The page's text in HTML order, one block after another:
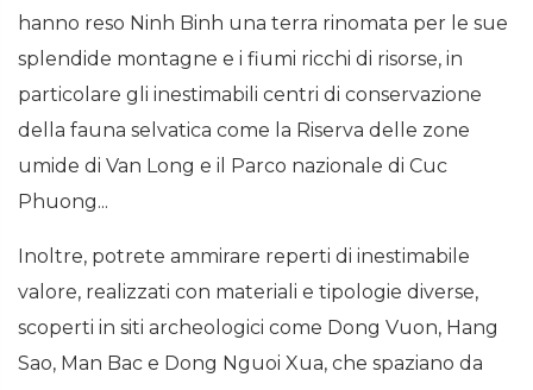
hanno reso Ninh Binh una terra rinomata per le sue
splendide montagne e i fiumi ricchi di risorse, in
particolare gli inestimabili centri di conservazione
della fauna selvatica come la Riserva delle zone
umide di Van Long e il Parco nazionale di Cuc
Phuong...
Inoltre, potrete ammirare reperti di inestimabile
valore, realizzati con materiali e tipologie diverse,
scoperti in siti archeologici come Dong Vuon, Hang
Sao, Man Bac e Dong Nguoi Xua, che spaziano da